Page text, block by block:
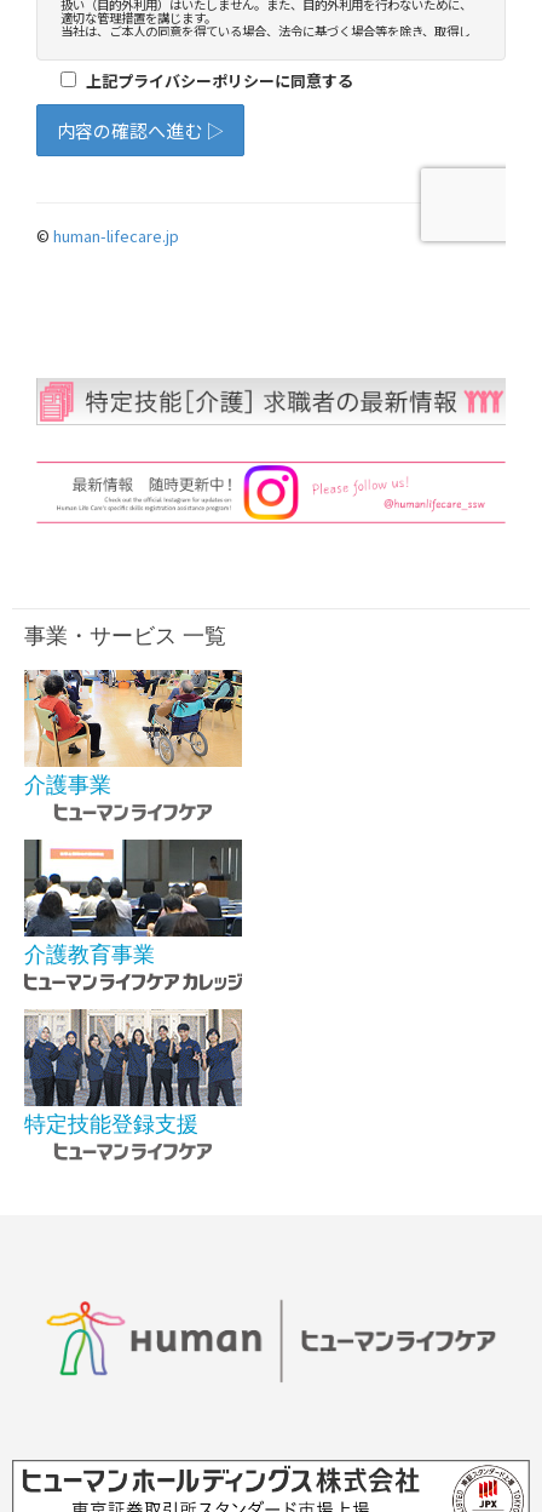
事業・サービス 一覧
介護事業
介護教育事業
特定技能登録支援